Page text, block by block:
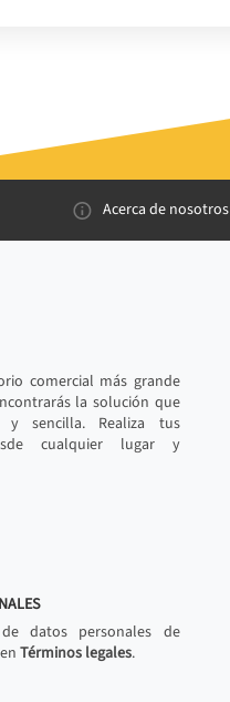
Acerca de nosotros
comercial más grande
la solución que
y sencilla. Realiza tus
cualquier lugar y
datos personales de
Términos legales.